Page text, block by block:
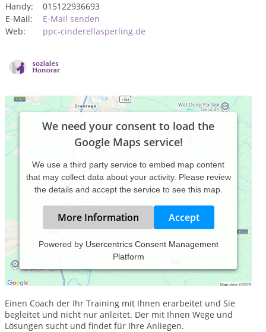
Handy:
015122936693
E-Mail:
E-Mail senden
Web:
ppc-cinderellasperling.de
We need your consent to load the
Google Maps service!
We use a third party service to embed map content
that may collect data about your activity. Please review
the details and accept the service to see this map.
More Information Accept
Powered by Usercentrics Consent Management
Platform
Suchen Sie einen Mentalcoach der Ihnen nicht nur zur
normalen Zeiten zur Verfgung steht, sondern wenn es brennt
?
Einen Coach der Ihr Training mit Ihnen erarbeitet und Sie
begleitet und nicht nur anleitet. Der mit Ihnen Wege und
Lösungen sucht und findet für Ihre Anliegen.